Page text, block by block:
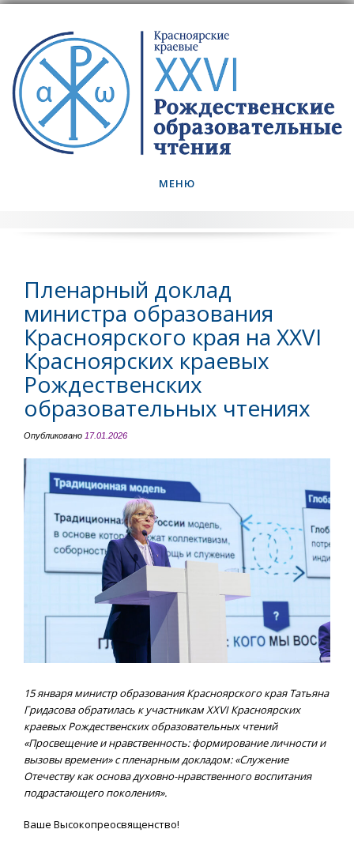
content
МЕНЮ
Пленарный доклад
министра образования
Красноярского края на XXVI
Красноярских краевых
Рождественских
образовательных чтениях
Опубликовано 17.01.2026
15 января министр образования Красноярского края Татьяна
Гридасова обратилась к участникам XXVI Красноярских
краевых Рождественских образовательных чтений
«Просвещение и нравственность: формирование личности и
вызовы времени» с пленарным докладом: «Служение
Отечеству как основа духовно-нравственного воспитания
подрастающего поколения».
Ваше Высокопреосвященство!